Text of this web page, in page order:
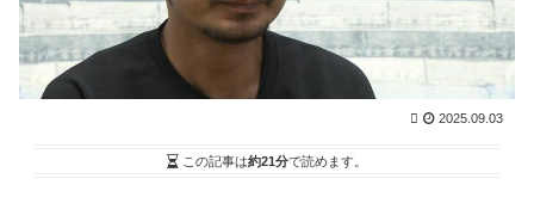
黄金期を築く小久保ソフトバンクの次期監督は一体誰
になるのか！圧倒的な強さを誇る王国の未来を考えてみ
た / 2chまとめアンテナ！
(8/9 05:44)
強豪校のベンチ外選手が無理やりダンス？SNSで炎上
する野球部イジメ疑惑の真相と現場取材で見えたリアル
【画像】坂口杏里、逃走して便器にこびりついた????
2025.09.03
この記事は約21分で読めます。